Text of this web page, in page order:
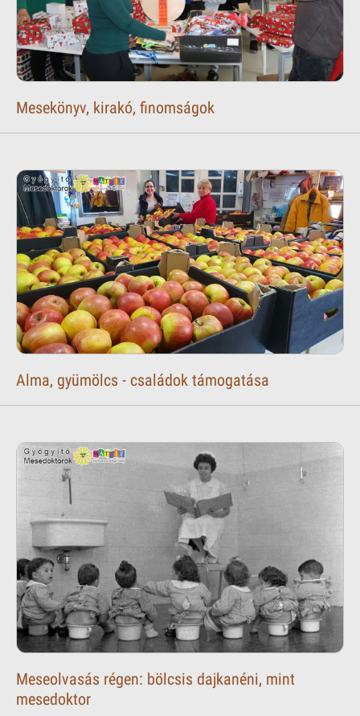
Mesekönyv, kirakó, finomságok
Alma, gyümölcs - családok támogatása
Meseolvasás régen: bölcsis dajkanéni, mint
mesedoktor